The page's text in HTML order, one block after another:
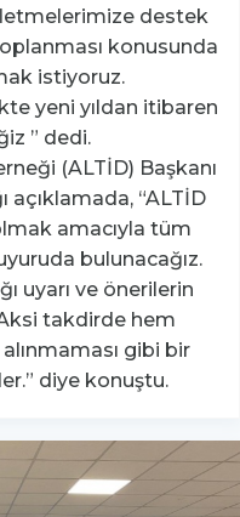
destek
konusunda
istiyoruz.
yeni yıldan itibaren
” dedi.
(ALTİD) Başkanı
açıklamada, “ALTİD
amacıyla tüm
bulunacağız.
uyarı ve önerilerin
takdirde hem
gibi bir
diye konuştu.